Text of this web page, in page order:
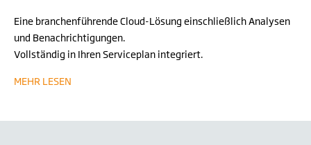
Eine branchenführende Cloud-Lösung einschließlich Analysen
und Benachrichtigungen.
Vollständig in IhrenServiceplan integriert.
MEHR LESEN